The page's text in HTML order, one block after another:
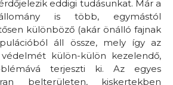
eddigi tudásunkat. Már a
állomány is több, egymástól
különböző (akár önálló fajnak
áll össze, mely így az
külön-külön kezelendő,
terjeszti ki. Az egyes
belterületen, kiskertekben